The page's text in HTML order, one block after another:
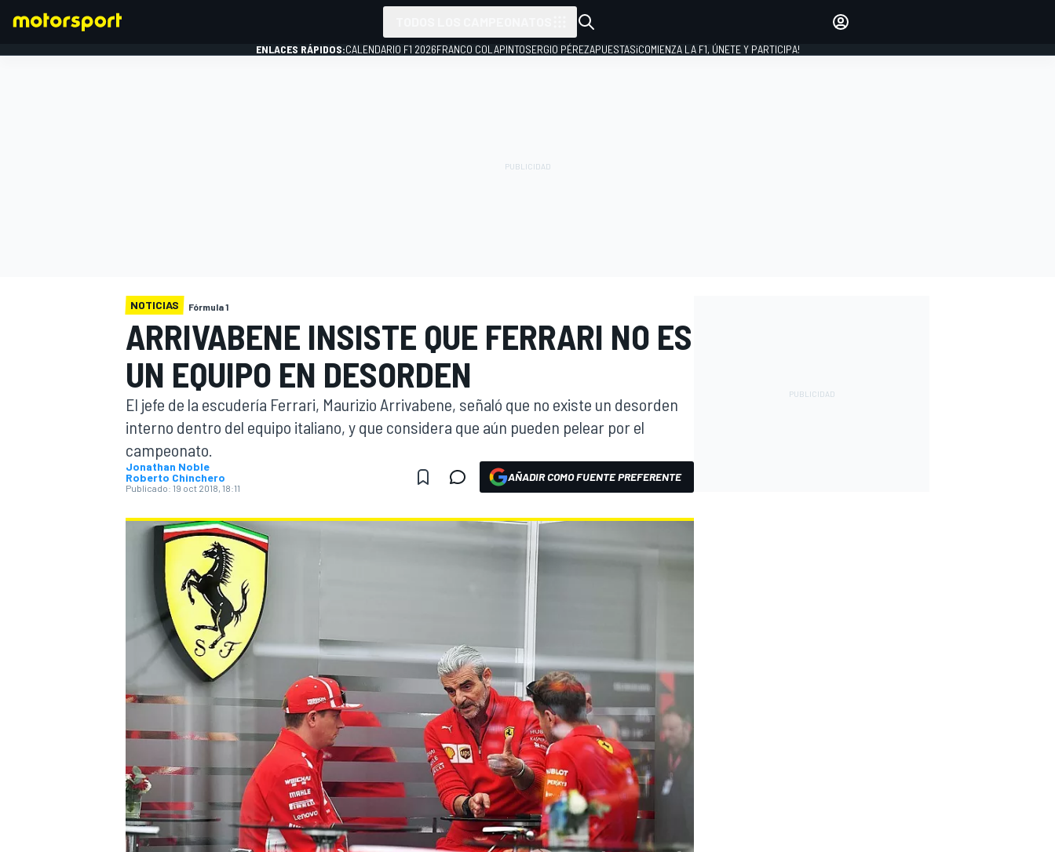
INDYCAR
MOTOGP
NASCAR CUP
INICIAR SESIÓN
ENLACES RÁPIDOS:CALENDARIO F1 2026FRANCO COLAPINTOSERGIO PÉREZAPUESTAS¡COMIENZA LA F1, ÚNETE Y PARTICIPA!
NOTICIAS Fórmula 1
ARRIVABENE INSISTE QUE FERRARI NO ES
UN EQUIPO EN DESORDEN
El jefe de la escudería Ferrari, Maurizio Arrivabene, señaló que no existe un desorden
interno dentro del equipo italiano, y que considera que aún pueden pelear por el
campeonato.
Jonathan Noble
Roberto Chinchero
Publicado: 19 oct 2018, 18:11
AÑADIR COMO FUENTE PREFERENTE